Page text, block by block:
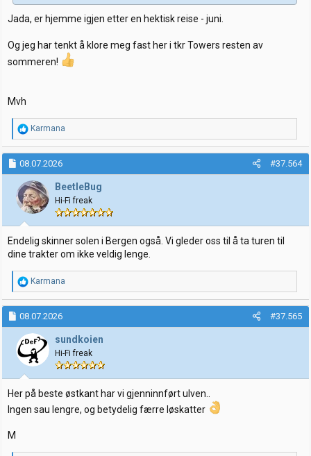
Jada, er hjemme igjen etter en hektisk reise - juni.
Og jeg har tenkt å klore meg fast her i tkr Towers resten av
sommeren!
Mvh
R
e
a
k
s
j
o
n
e
r
:
Karmana
08.07.2026 #37.564
BeetleBug
Hi-Fi freak
Endelig skinner solen i Bergen også. Vi gleder oss til å ta turen til
dine trakter om ikke veldig lenge.
R
e
a
k
s
j
o
n
e
r
:
Karmana
08.07.2026 #37.565
sundkoien
Hi-Fi freak
Her på beste østkant har vi gjenninnført ulven..
Ingen sau lengre, og betydelig færre løskatter
M